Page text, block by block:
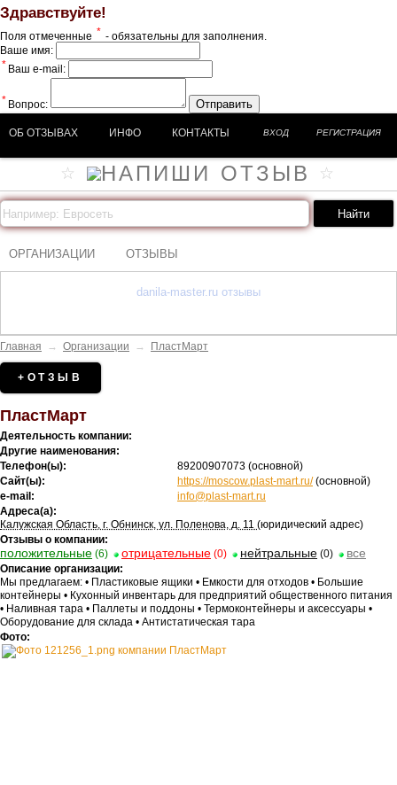
Здравствуйте!
Поля отмеченные * - обязательны для заполнения.
Ваше имя:
* Ваш e-mail:
* Вопрос: Отправить
ОБ ОТЗЫВАХ ИНФО КОНТАКТЫ ВХОД РЕГИСТРАЦИЯ
ОРГАНИЗАЦИИ ОТЗЫВЫ
danila-master.ru отзывы
Главная → Организации → ПластМарт
+ОТЗЫВ
ПластМарт
Деятельность компании:
Другие наименования:
Телефон(ы):
89200907073 (основной)
Сайт(ы):
https://moscow.plast-mart.ru/(основной)
e-mail:
info@plast-mart.ru
Адреса(а):
Калужская Область, г. Обнинск, ул. Поленова, д. 11 (юридический адрес)
Отзывы о компании:
положительные (6) отрицательные (0) нейтральные (0) все
Описание организации:
Мы предлагаем: • Пластиковые ящики • Емкости для отходов • Большие
контейнеры • Кухонный инвентарь для предприятий общественного питания
• Наливная тара • Паллеты и поддоны • Термоконтейнеры и аксессуары •
Оборудование для склада • Антистатическая тара
Фото: